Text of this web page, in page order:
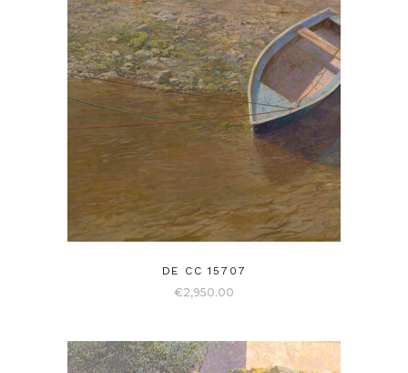
DE CC 15707
€2,950.00